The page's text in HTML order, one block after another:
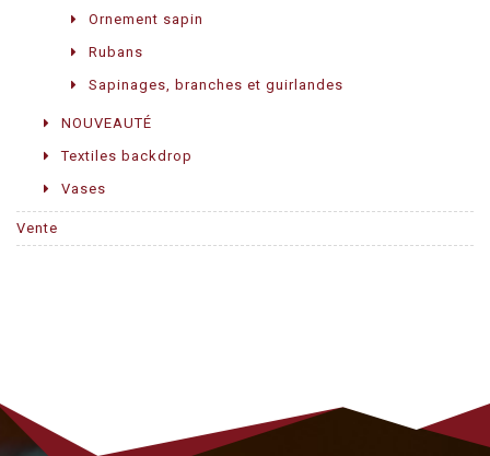
Ornement sapin
Rubans
Sapinages, branches et guirlandes
NOUVEAUTÉ
Textiles backdrop
Vases
Vente